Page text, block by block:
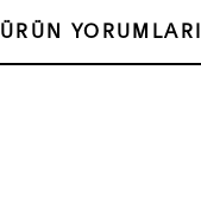
ÜRÜN YORUMLARI